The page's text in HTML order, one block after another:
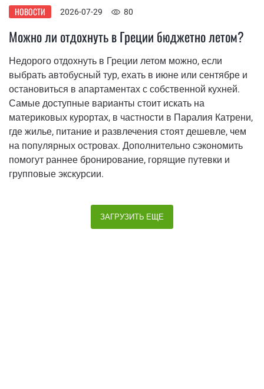
НОВОСТИ 2026-07-29 80
Можно ли отдохнуть в Греции бюджетно летом?
Недорого отдохнуть в Греции летом можно, если
выбрать автобусный тур, ехать в июне или сентябре и
остановиться в апартаментах с собственной кухней.
Самые доступные варианты стоит искать на
материковых курортах, в частности в Паралия Катрени,
где жилье, питание и развлечения стоят дешевле, чем
на популярных островах. Дополнительно сэкономить
помогут раннее бронирование, горящие путевки и
групповые экскурсии.
ЗАГРУЗИТЬ ЕЩЕ